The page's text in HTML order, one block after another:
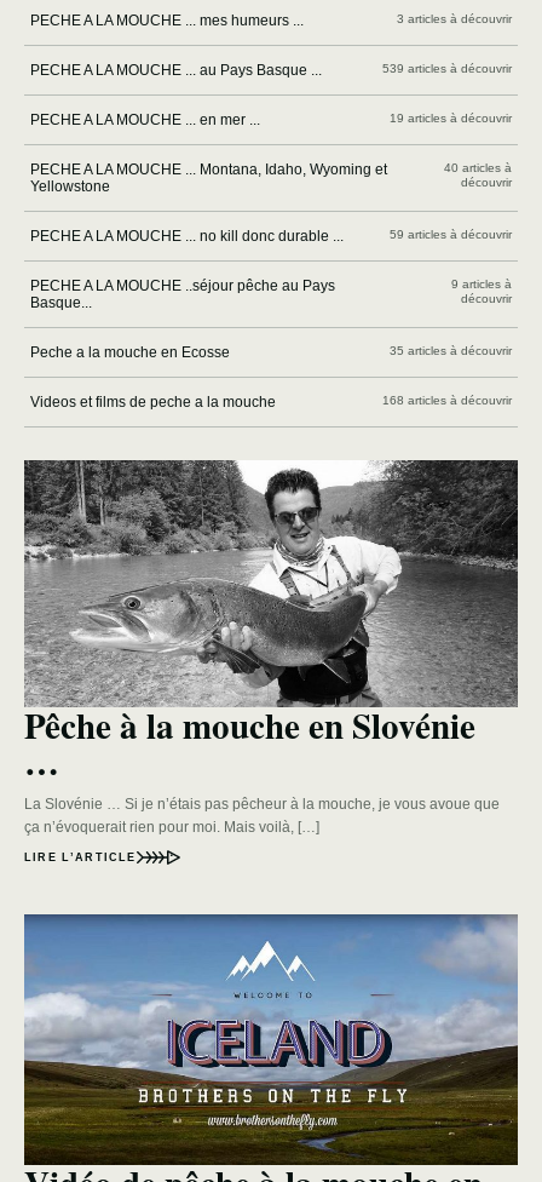
PECHE A LA MOUCHE ... mes humeurs ... 3 articles à découvrir
PECHE A LA MOUCHE ... au Pays Basque ... 539 articles à découvrir
PECHE A LA MOUCHE ... en mer ... 19 articles à découvrir
PECHE A LA MOUCHE ... Montana, Idaho, Wyoming et
Yellowstone
40 articles à
découvrir
PECHE A LA MOUCHE ... no kill donc durable ... 59 articles à découvrir
PECHE A LA MOUCHE ..séjour pêche au Pays
Basque...
9 articles à
découvrir
Peche a la mouche en Ecosse 35 articles à découvrir
Videos et films de peche a la mouche 168 articles à découvrir
Pêche à la mouche en Slovénie
…
La Slovénie … Si je n’étais pas pêcheur à la mouche, je vous avoue que
ça n’évoquerait rien pour moi. Mais voilà, […]
LIRE L’ARTICLE